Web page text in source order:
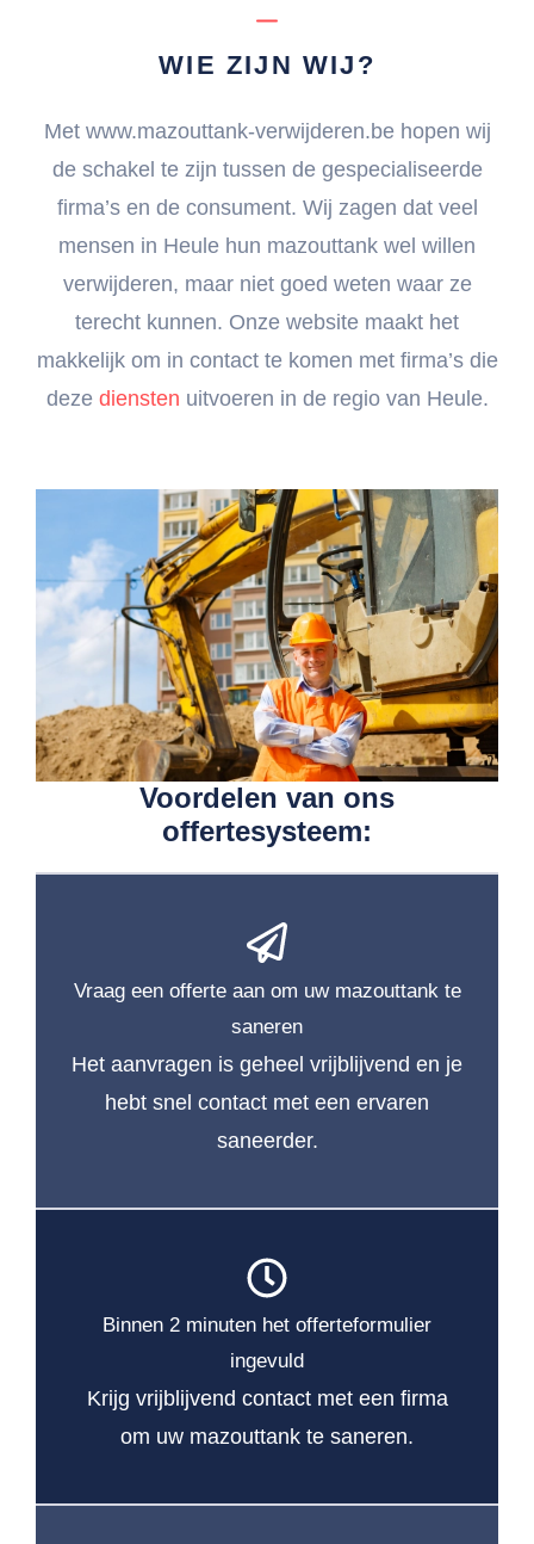
WIE ZIJN WIJ?
Met www.mazouttank-verwijderen.be hopen wij
de schakel te zijn tussen de gespecialiseerde
firma’s en de consument. Wij zagen dat veel
mensen in Heule hun mazouttank wel willen
verwijderen, maar niet goed weten waar ze
terecht kunnen. Onze website maakt het
makkelijk om in contact te komen met firma’s die
deze diensten uitvoeren in de regio van Heule.
Voordelen van ons
offertesysteem:
Vraag een offerte aan om uw mazouttank te
saneren
Het aanvragen is geheel vrijblijvend en je
hebt snel contact met een ervaren
saneerder.
Binnen 2 minuten het offerteformulier
ingevuld
Krijg vrijblijvend contact met een firma
om uw mazouttank te saneren.